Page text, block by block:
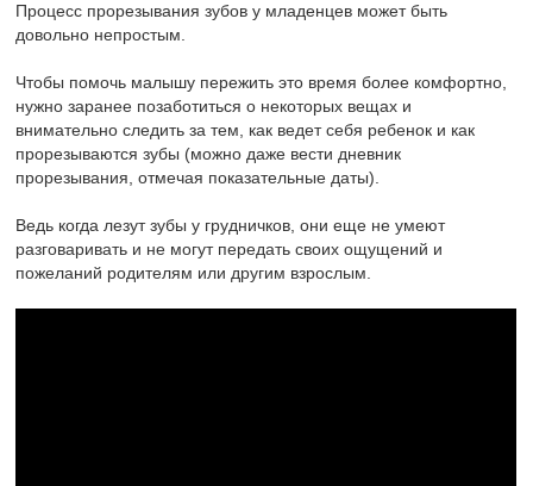
Процесс прорезывания зубов у младенцев может быть
довольно непростым.
Чтобы помочь малышу пережить это время более комфортно,
нужно заранее позаботиться о некоторых вещах и
внимательно следить за тем, как ведет себя ребенок и как
прорезываются зубы (можно даже вести дневник
прорезывания, отмечая показательные даты).
Ведь когда лезут зубы у грудничков, они еще не умеют
разговаривать и не могут передать своих ощущений и
пожеланий родителям или другим взрослым.